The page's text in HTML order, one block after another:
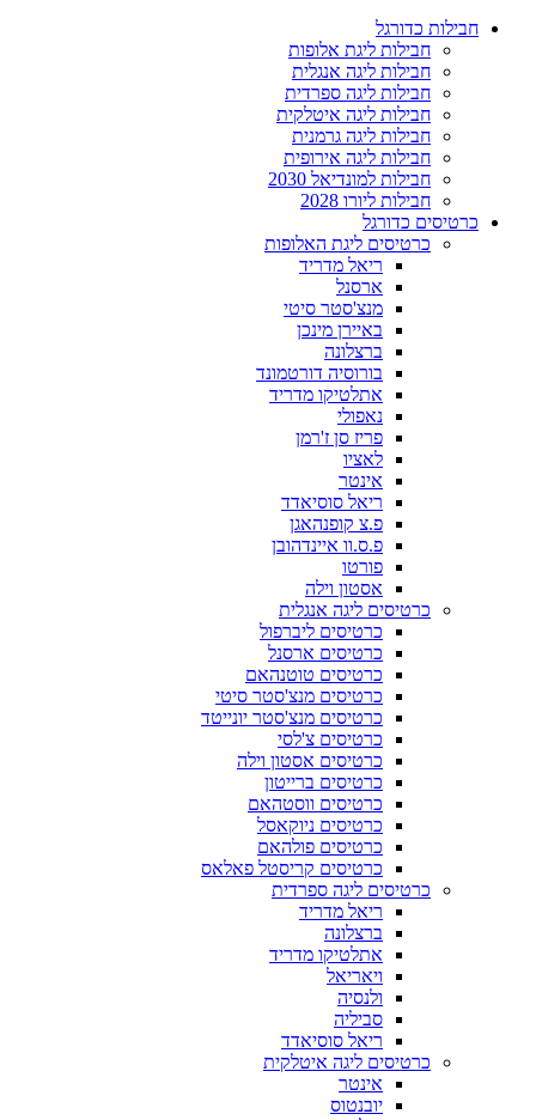
חבילות כדורגל
חבילות ליגת אלופות
חבילות ליגה אנגלית
חבילות ליגה ספרדית
חבילות ליגה איטלקית
חבילות ליגה גרמנית
חבילות ליגה אירופית
חבילות למונדיאל 2030
חבילות ליורו 2028
כרטיסים כדורגל
כרטיסים ליגת האלופות
ריאל מדריד
ארסנל
מנצ'סטר סיטי
באיירן מינכן
ברצלונה
בורוסיה דורטמונד
אתלטיקו מדריד
נאפולי
פריז סן ז'רמן
לאציו
אינטר
ריאל סוסיאדד
פ.צ קופנהאגן
פ.ס.וו איינדהובן
פורטו
אסטון וילה
כרטיסים ליגה אנגלית
כרטיסים ליברפול
כרטיסים ארסנל
כרטיסים טוטנהאם
כרטיסים מנצ'סטר סיטי
כרטיסים מנצ'סטר יונייטד
כרטיסים צ'לסי
כרטיסים אסטון וילה
כרטיסים ברייטון
כרטיסים ווסטהאם
כרטיסים ניוקאסל
כרטיסים פולהאם
כרטיסים קריסטל פאלאס
כרטיסים ליגה ספרדית
ריאל מדריד
ברצלונה
אתלטיקו מדריד
ויאריאל
ולנסיה
סביליה
ריאל סוסיאדד
כרטיסים ליגה איטלקית
אינטר
יובנטוס